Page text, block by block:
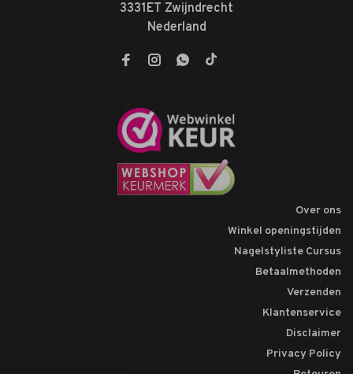
3331ET Zwijndrecht
Nederland
Over ons
Winkel openingstijden
Nagelstyliste Cursus
Betaalmethoden
Verzenden
Klantenservice
Disclaimer
Privacy Policy